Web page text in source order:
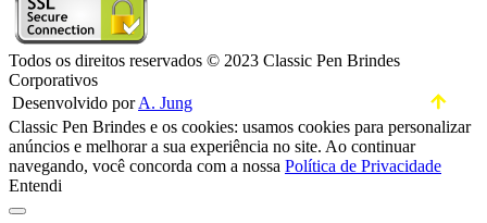
Todos os direitos reservados © 2023 Classic Pen Brindes
Corporativos
Desenvolvido porA. Jung
Classic Pen Brindes e os cookies: usamos cookies para personalizar
anúncios e melhorar a sua experiência no site. Ao continuar
navegando, você concorda com a nossa Política de Privacidade
Entendi